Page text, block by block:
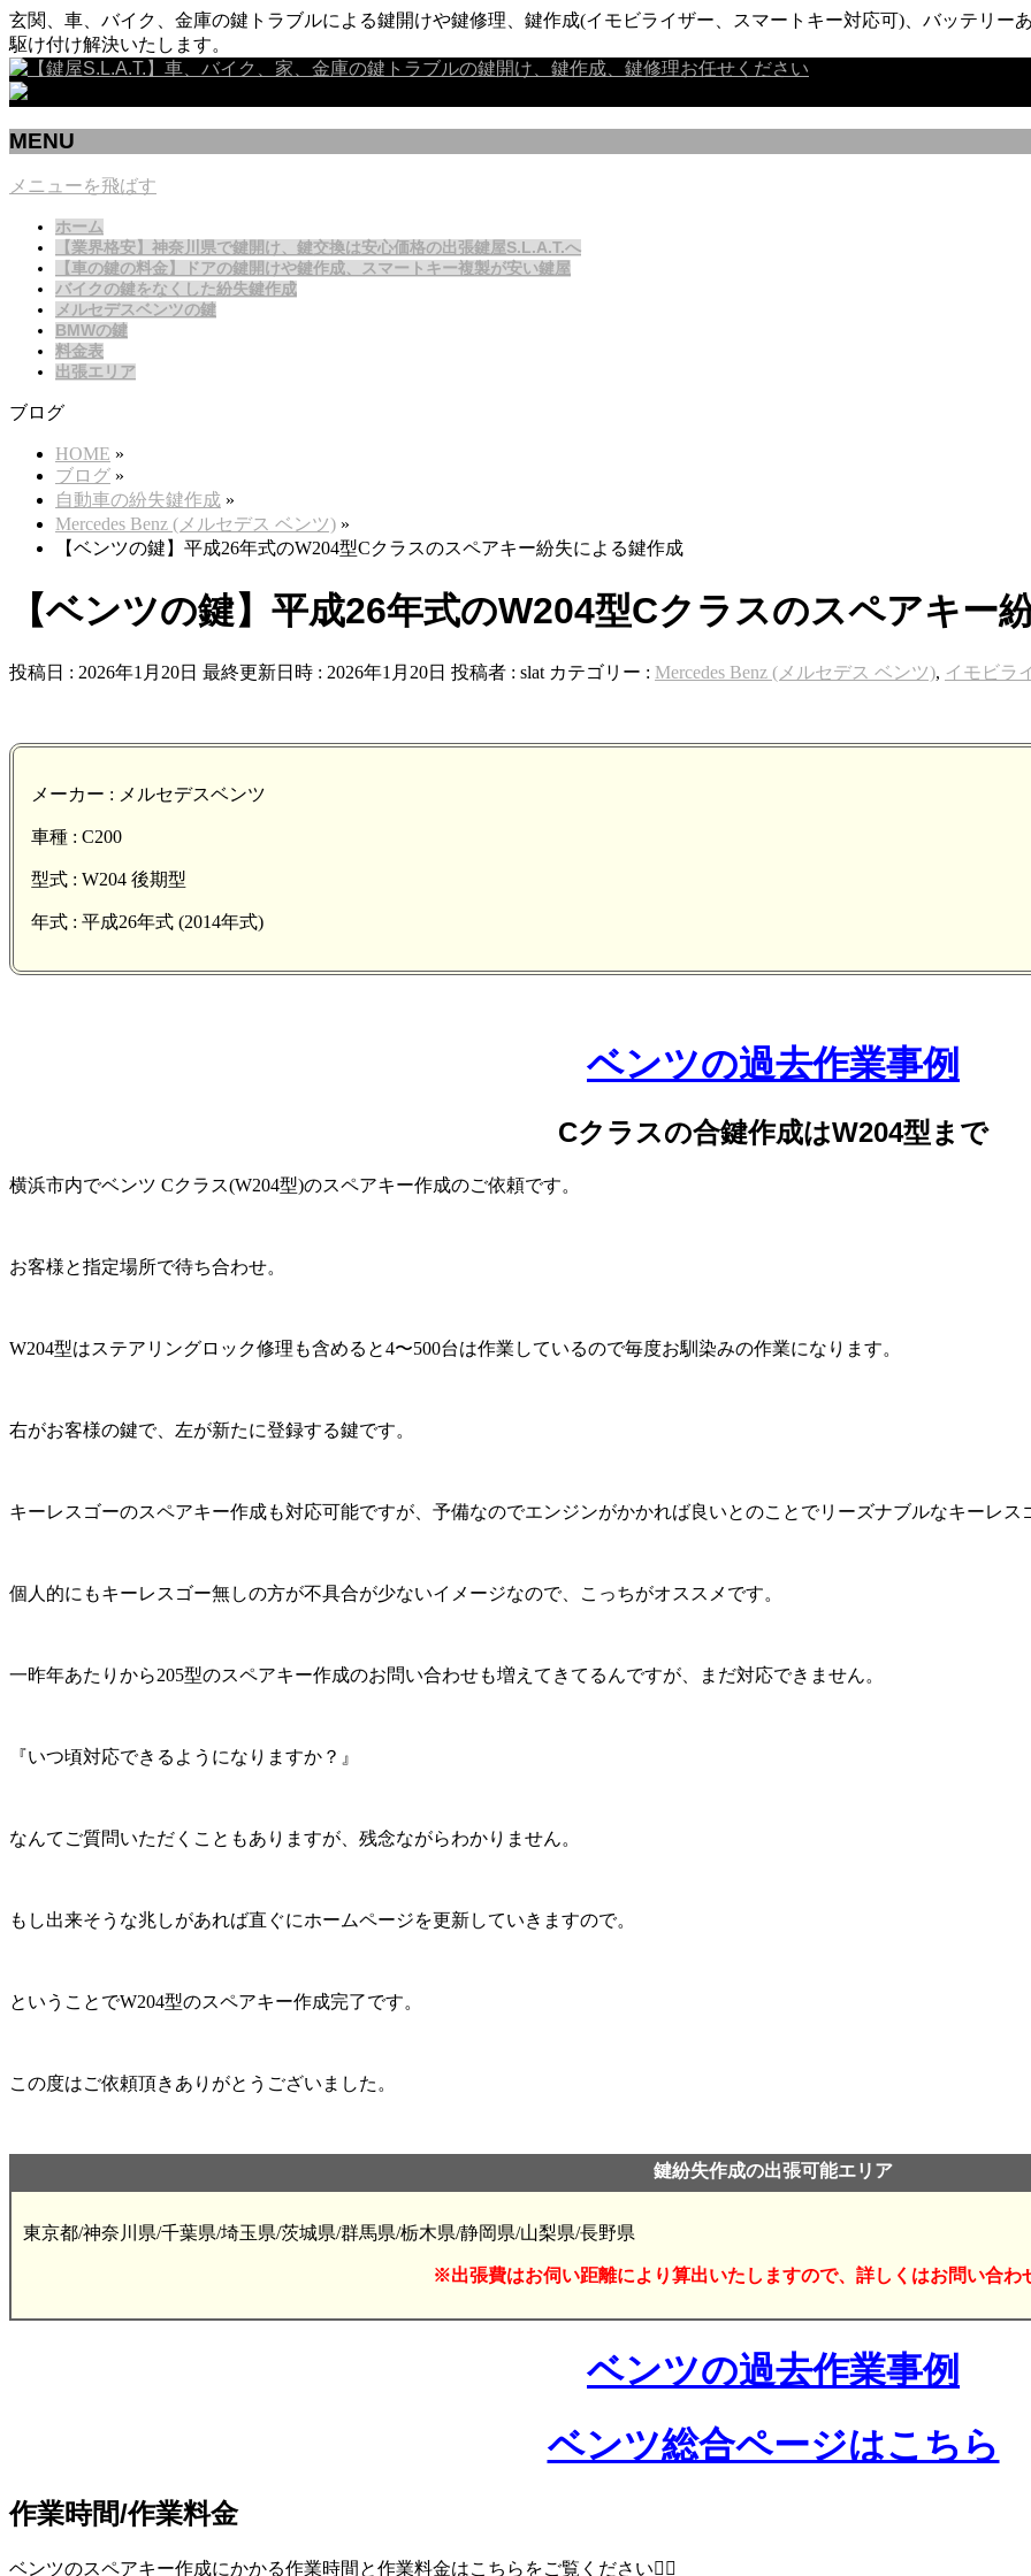
玄関、車、バイク、金庫の鍵トラブルによる鍵開けや鍵修理、鍵作成(イモビライザー、スマートキー対応可)、バッテリー
駆け付け解決いたします。
MENU
メニューを飛ばす
ホーム
【業界格安】神奈川県で鍵開け、鍵交換は安心価格の出張鍵屋S.L.A.T.へ
【車の鍵の料金】ドアの鍵開けや鍵作成、スマートキー複製が安い鍵屋
バイクの鍵をなくした紛失鍵作成
メルセデスベンツの鍵
BMWの鍵
料金表
出張エリア
ブログ
HOME »
ブログ »
自動車の紛失鍵作成 »
Mercedes Benz (メルセデス ベンツ) »
【ベンツの鍵】平成26年式のW204型Cクラスのスペアキー紛失による鍵作成
【ベンツの鍵】平成26年式のW204型Cクラスのスペアキー
投稿日 : 2026年1月20日 最終更新日時 : 2026年1月20日 投稿者 : slat カテゴリー : Mercedes Benz (メルセデス ベンツ), イモビラ
メーカー : メルセデスベンツ
車種 : C200
型式 : W204 後期型
年式 : 平成26年式 (2014年式)
ベンツの過去作業事例
Cクラスの合鍵作成はW204型まで
横浜市内でベンツ Cクラス(W204型)のスペアキー作成のご依頼です。
お客様と指定場所で待ち合わせ。
W204型はステアリングロック修理も含めると4〜500台は作業しているので毎度お馴染みの作業になります。
右がお客様の鍵で、左が新たに登録する鍵です。
キーレスゴーのスペアキー作成も対応可能ですが、予備なのでエンジンがかかれば良いとのことでリーズナブルなキーレス
個人的にもキーレスゴー無しの方が不具合が少ないイメージなので、こっちがオススメです。
一昨年あたりから205型のスペアキー作成のお問い合わせも増えてきてるんですが、まだ対応できません。
『いつ頃対応できるようになりますか？』
なんてご質問いただくこともありますが、残念ながらわかりません。
もし出来そうな兆しがあれば直ぐにホームページを更新していきますので。
ということでW204型のスペアキー作成完了です。
この度はご依頼頂きありがとうございました。
鍵紛失作成の出張可能エリア
東京都/神奈川県/千葉県/埼玉県/茨城県/群馬県/栃木県/静岡県/山梨県/長野県
※出張費はお伺い距離により算出いたしますので、詳しくはお問い合わ
ベンツの過去作業事例
ベンツ総合ページはこちら
作業時間/作業料金
ベンツのスペアキー作成にかかる作業時間と作業料金はこちらをご覧ください💁‍♂️